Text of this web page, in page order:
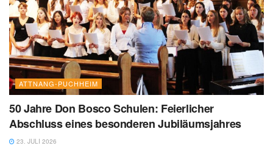
ATTNANG-PUCHHEIM
50 Jahre Don Bosco Schulen: Feierlicher
Abschluss eines besonderen Jubiläumsjahres
23. JULI 2026